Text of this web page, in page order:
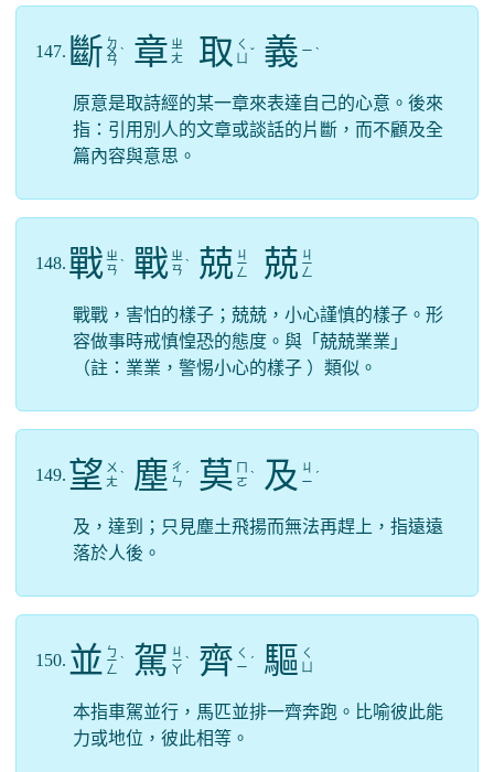
147. 斷 ㄉ
ㄨ
ㄢ
ˋ 章 ㄓ
ㄤ
取 ㄑ
ˇ 義 ㄧ ˋ
原意是取詩經的某一章來表達自己的心意。後來
指：引用別人的文章或談話的片斷，而不顧及全
篇內容與意思。
148. 戰 ㄓ
ㄢ ˋ 戰 ㄓ
ㄢ ˋ 兢 ㄐ
ㄧ
ㄥ 兢 ㄐ
ㄧ
ㄥ
戰戰，害怕的樣子；兢兢，小心謹慎的樣子。形
容做事時戒慎惶恐的態度。與「兢兢業業」
（註：業業，警惕小心的樣子 ）類似。
149. 望 ㄨ
ㄤ ˋ 塵 ㄔ
ㄣ ˊ 莫 ㄛ ˋ 及 ㄐ
ㄧ ˊ
及，達到；只見塵土飛揚而無法再趕上，指遠遠
落於人後。
150. 並 ㄅ
ㄧ
ㄥ
ˋ 駕 ㄐ
ㄧ
ㄚ
ˋ 齊 ㄑ
ㄧ ˊ 驅 ㄑ
本指車駕並行，馬匹並排一齊奔跑。比喻彼此能
力或地位，彼此相等。